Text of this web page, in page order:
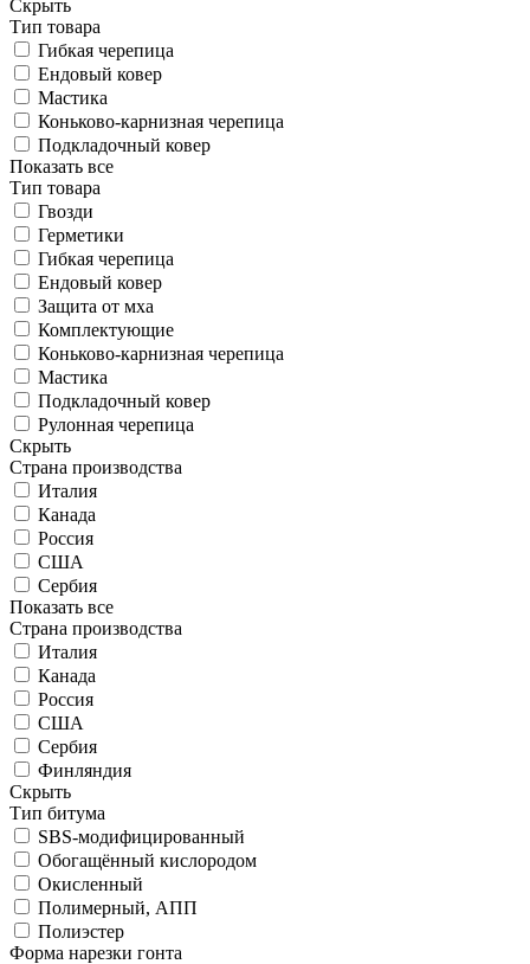
Скрыть
Тип товара
Гибкая черепица
Ендовый ковер
Мастика
Коньково-карнизная черепица
Подкладочный ковер
Показать все
Тип товара
Гвозди
Герметики
Гибкая черепица
Ендовый ковер
Защита от мха
Комплектующие
Коньково-карнизная черепица
Мастика
Подкладочный ковер
Рулонная черепица
Скрыть
Страна производства
Италия
Канада
Россия
США
Сербия
Показать все
Страна производства
Италия
Канада
Россия
США
Сербия
Финляндия
Скрыть
Тип битума
SBS-модифицированный
Обогащённый кислородом
Окисленный
Полимерный, АПП
Полиэстер
Форма нарезки гонта